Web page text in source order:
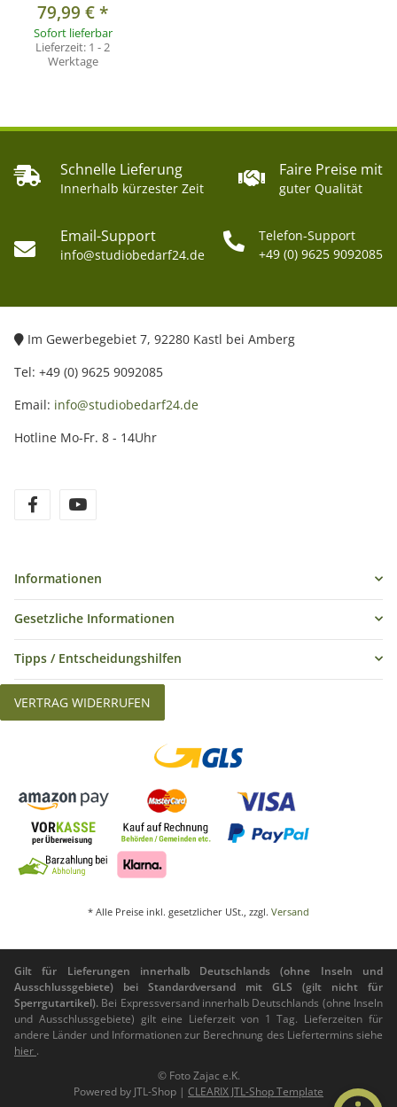
79,99 €*
Sofort lieferbar
Lieferzeit: 1 - 2
Werktage
Schnelle Lieferung
Innerhalb kürzester Zeit
Faire Preise mit
guter Qualität
Email-Support
info@studiobedarf24.de
Telefon-Support
+49 (0) 9625 9092085
Im Gewerbegebiet 7, 92280 Kastl bei Amberg
Tel: +49 (0) 9625 9092085
Email: info@studiobedarf24.de
Hotline Mo-Fr. 8 - 14Uhr
Informationen
Gesetzliche Informationen
Tipps / Entscheidungshilfen
VERTRAG WIDERRUFEN
* Alle Preise inkl. gesetzlicher USt., zzgl. Versand
Gilt für Lieferungen innerhalb Deutschlands (ohne Inseln und
Ausschlussgebiete) bei Standardversand mit GLS (gilt nicht für
Sperrgutartikel). Bei Expressversand innerhalb Deutschlands (ohne Inseln
und Ausschlussgebiete) gilt eine Lieferzeit von 1 Tag. Lieferzeiten für
andere Länder und Informationen zur Berechnung des Liefertermins siehe
hier .
© Foto Zajac e.K.
Powered by JTL-Shop | CLEARIX JTL-Shop Template